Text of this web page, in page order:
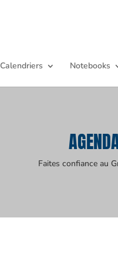
Calendriers Notebooks
Faites confiance au